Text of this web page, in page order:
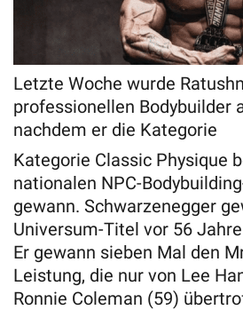
Letzte Woche wurde
professionellen Bodybuilder
nachdem er die Kategorie
Kategorie Classic Physique
nationalen NPC-
gewann. Schwarzenegger
Universum-Titel vor 56
Er gewann sieben Mal den
Leistung, die nur von Lee
Ronnie Coleman (59)